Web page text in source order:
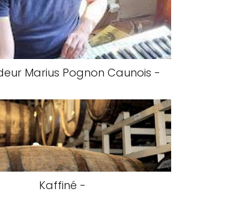
Marius Pognon Caunois -
Kaffiné -